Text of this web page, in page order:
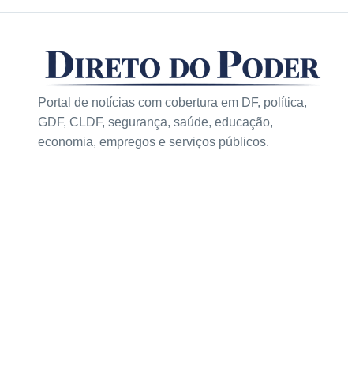
Portal de notícias com cobertura em DF, política,
GDF, CLDF, segurança, saúde, educação,
economia, empregos e serviços públicos.